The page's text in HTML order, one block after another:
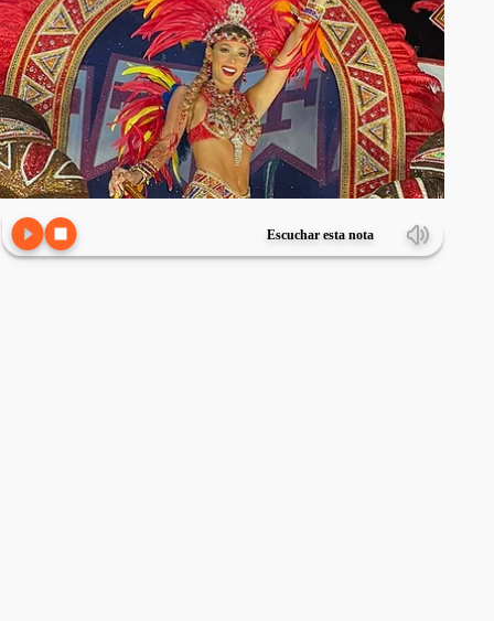
Escuchar esta nota